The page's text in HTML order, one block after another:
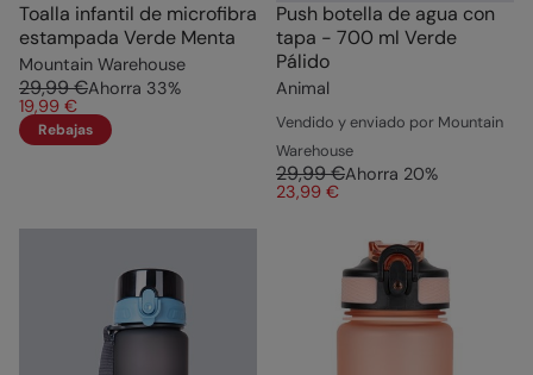
Toalla infantil de microfibra
estampada Verde Menta
Mountain Warehouse
29,99 €Ahorra 33%
19,99 €
Rebajas
Push botella de agua con
tapa - 700 ml Verde
Pálido
Animal
Vendido y enviado por Mountain
Warehouse
29,99 €Ahorra 20%
23,99 €